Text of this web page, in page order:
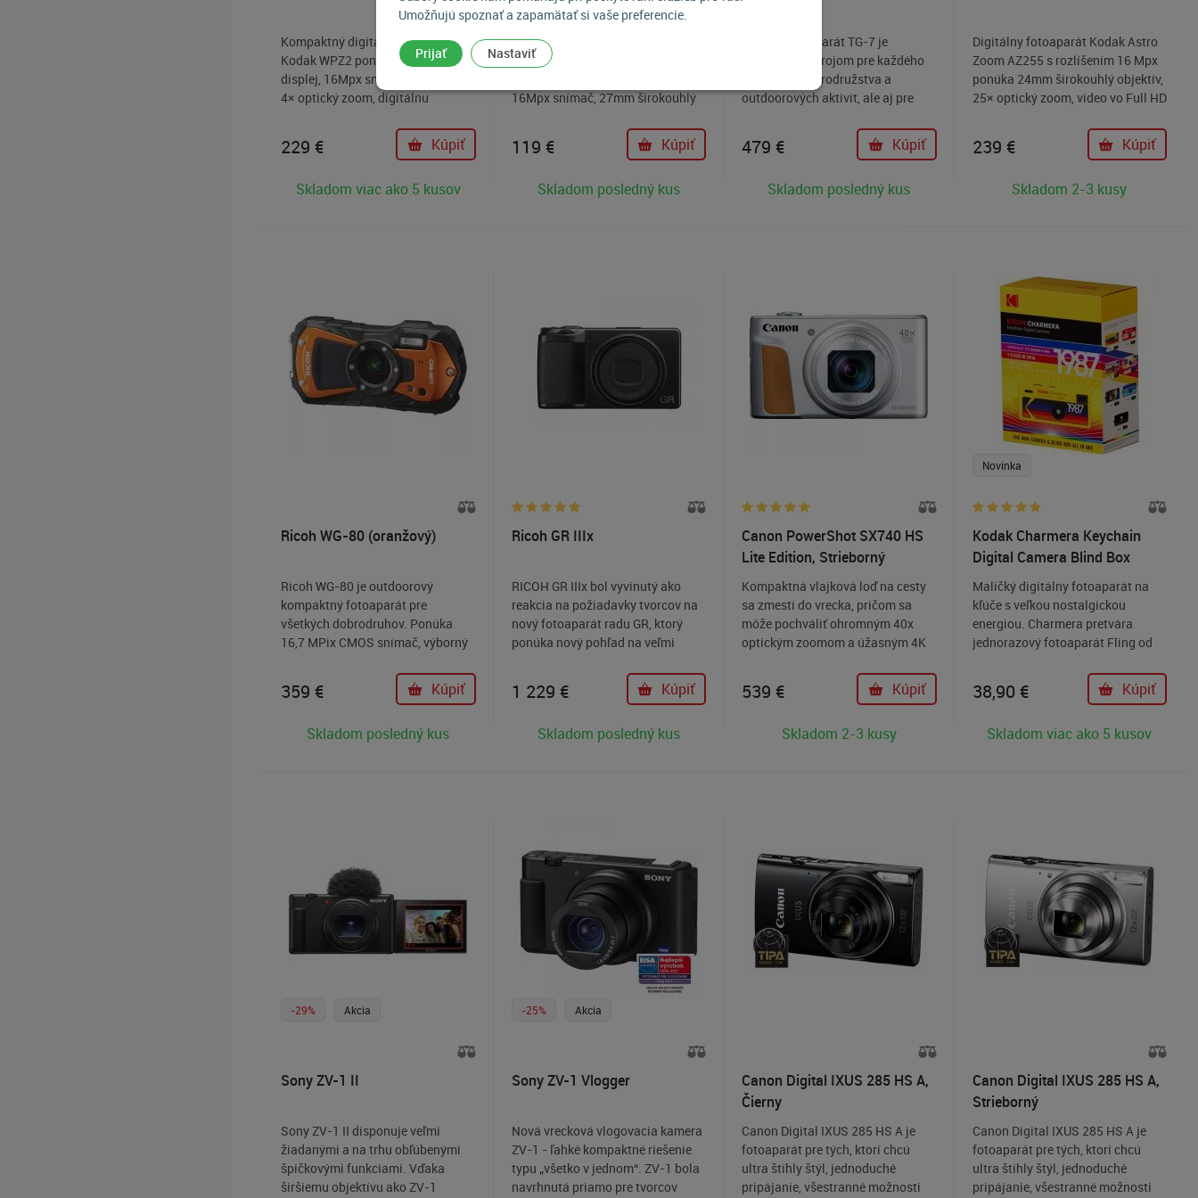
Umožňujú spoznať a zapamätať si vaše preferencie.
Prijať Nastaviť
Kompaktný digitálny fotoaparát
Kodak WPZ2 ponúka 2,7" LCD
displej, 16Mpx snímač BSI CMOS,
4× optický zoom, digitálnu
do 15 metrov, odolnosť voči
nárazom do 2 metrov a podporou
1080p.
229 € Kúpiť
Skladom viac ako 5 kusov
Digitálny fotoaparát Kodak PixPro
Friendly Zoom FZ45 s čistým a
16Mpx snímač, 27mm širokouhlý
digitálnu stabilizácia obrazu, 2,7"
LCD displej, podporu nahrávania
napájanie 2× AA batériami.
119 € Kúpiť
Skladom posledný kus
Odolný fotoaparát TG-7 je
ideálnym nástrojom pre každého
milovníka dobrodružstva a
outdoorových aktivít, ale aj pre
nechce báť. Okrem vodotesnosti
do hĺbky 15 metrov a
kvalitné fotografie vo formáte
479 € Kúpiť
Skladom posledný kus
Digitálny fotoaparát Kodak Astro
Zoom AZ255 s rozlíšením 16 Mpx
ponúka 24mm širokouhlý objektív,
25× optický zoom, video vo Full HD
obrazu, ISO 100-3200, 3" LCD
displej a vyskakovací blesk.
239 € Kúpiť
Skladom 2-3 kusy
Ricoh WG-80 (oranžový)
Ricoh WG-80 je outdoorový
kompaktný fotoaparát pre
všetkých dobrodruhov. Ponúka
16,7 MPix CMOS snímač, výborný
140mm), 2,7“ LCD, Full HD
1920×1080 videoskevencie,
a utesnené telo. LED ring okolo
359 € Kúpiť
Skladom posledný kus
Ricoh GR IIIx
RICOH GR IIIx bol vyvinutý ako
reakcia na požiadavky tvorcov na
nový fotoaparát radu GR, ktorý
ponúka nový pohľad na veľmi
zápisu snímok do RAW formátu a
manuálneho nastavenia
nadchne veľa fotografov,
zaostrovací systém. Elektronická
vodováha. Zápis do formátu RAW
/ vstavaný RAW konvertor
Bluetooth® a bezdrôtová LAN
duálna komunikácia.
1 229 € Kúpiť
Skladom posledný kus
Canon PowerShot SX740 HS
Lite Edition, Strieborný
Kompaktná vlajková loď na cesty
sa zmestí do vrecka, pričom sa
môže pochváliť ohromným 40x
optickým zoomom a úžasným 4K
539 € Kúpiť
Skladom 2-3 kusy
Novinka
Kodak Charmera Keychain
Digital Camera Blind Box
Maličký digitálny fotoaparát na
kľúče s veľkou nostalgickou
energiou. Charmera pretvára
jednorazový fotoaparát Fling od
súčasnosť a mení každodenné
okamihy na hravé spomienkové
prekvapivým balením "blind box" a
38,90 € Kúpiť
Skladom viac ako 5 kusov
-29% Akcia
Sony ZV-1 II
Sony ZV-1 II disponuje veľmi
žiadanými a na trhu obľúbenými
špičkovými funkciami. Vďaka
širšiemu objektívu ako ZV-1
-25% Akcia
Sony ZV-1 Vlogger
Nová vrecková vlogovacia kamera
ZV-1 - ľahké kompaktné riešenie
typu „všetko v jednom“. ZV-1 bola
navrhnutá priamo pre tvorcov
Canon Digital IXUS 285 HS A,
Čierny
Canon Digital IXUS 285 HS A je
fotoaparát pre tých, ktorí chcú
ultra štíhly štýl, jednoduché
pripájanie, všestranné možnosti
Canon Digital IXUS 285 HS A,
Strieborný
Canon Digital IXUS 285 HS A je
fotoaparát pre tých, ktorí chcú
ultra štíhly štýl, jednoduché
pripájanie, všestranné možnosti